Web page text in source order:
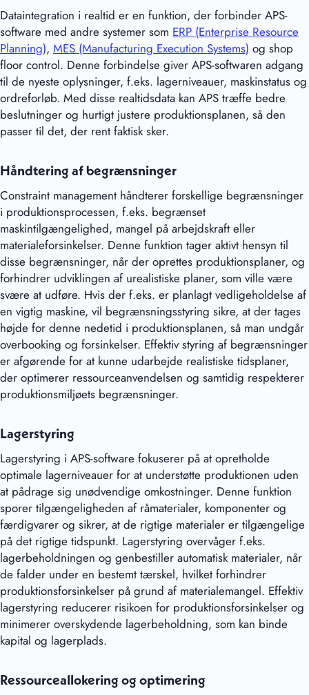
Dataintegration i realtid er en funktion, der forbinder APS-
software med andre systemer som ERP (Enterprise Resource
Planning), MES (Manufacturing Execution Systems) og shop
floor control. Denne forbindelse giver APS-softwaren adgang
til de nyeste oplysninger, f.eks. lagerniveauer, maskinstatus og
ordreforløb. Med disse realtidsdata kan APS træffe bedre
beslutninger og hurtigt justere produktionsplanen, så den
passer til det, der rent faktisk sker.
Håndtering af begrænsninger
Constraint management håndterer forskellige begrænsninger
i produktionsprocessen, f.eks. begrænset
maskintilgængelighed, mangel på arbejdskraft eller
materialeforsinkelser. Denne funktion tager aktivt hensyn til
disse begrænsninger, når der oprettes produktionsplaner, og
forhindrer udviklingen af urealistiske planer, som ville være
svære at udføre. Hvis der f.eks. er planlagt vedligeholdelse af
en vigtig maskine, vil begrænsningsstyring sikre, at der tages
højde for denne nedetid i produktionsplanen, så man undgår
overbooking og forsinkelser. Effektiv styring af begrænsninger
er afgørende for at kunne udarbejde realistiske tidsplaner,
der optimerer ressourceanvendelsen og samtidig respekterer
produktionsmiljøets begrænsninger.
Lagerstyring
Lagerstyring i APS-software fokuserer på at opretholde
optimale lagerniveauer for at understøtte produktionen uden
at pådrage sig unødvendige omkostninger. Denne funktion
sporer tilgængeligheden af råmaterialer, komponenter og
færdigvarer og sikrer, at de rigtige materialer er tilgængelige
på det rigtige tidspunkt. Lagerstyring overvåger f.eks.
lagerbeholdningen og genbestiller automatisk materialer, når
de falder under en bestemt tærskel, hvilket forhindrer
produktionsforsinkelser på grund af materialemangel. Effektiv
lagerstyring reducerer risikoen for produktionsforsinkelser og
minimerer overskydende lagerbeholdning, som kan binde
kapital og lagerplads.
Ressourceallokering og optimering